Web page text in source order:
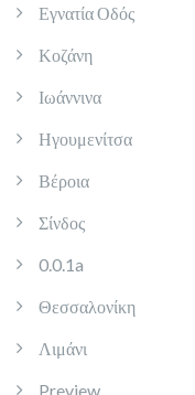
Εγνατία Οδός
Κοζάνη
Ιωάννινα
Ηγουμενίτσα
Βέροια
Σίνδος
0.0.1a
Θεσσαλονίκη
Λιμάνι
Preview